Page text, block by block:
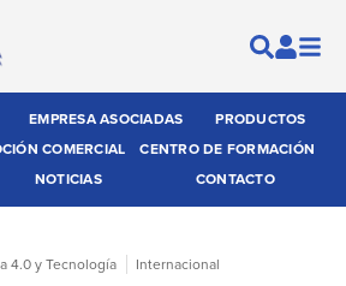
EMPRESA ASOCIADAS
PRODUCTOS
COMERCIAL
CENTRO DE FORMACIÓN
NOTICIAS CONTACTO
4.0 y Tecnología
Internacional